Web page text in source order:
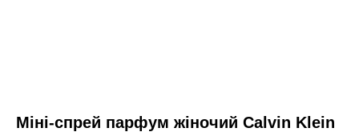
Міні-спрей парфум жіночий Calvin Klein